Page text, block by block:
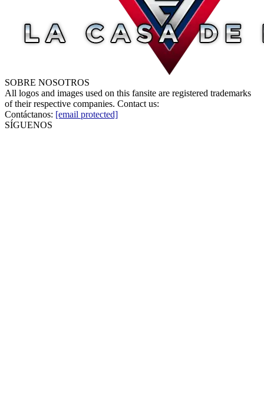
SOBRE NOSOTROS
All logos and images used on this fansite are registered trademarks
of their respective companies. Contact us:
Contáctanos: [email protected]
SÍGUENOS